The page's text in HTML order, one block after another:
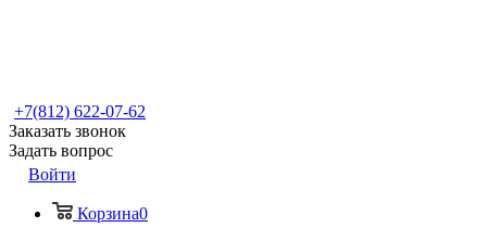
+7(812) 622-07-62
Заказать звонок
Задать вопрос
Войти
Корзина0